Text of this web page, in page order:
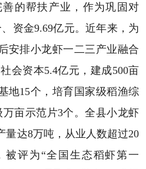
的帮扶产业，作为巩固对
资金9.69亿元。近年来，为
安排小龙虾一二三产业融合
会资本5.4亿元，建成500亩
地15个，培育国家级稻渔综
亩示范片3个。全县小龙虾
量达8万吨，从业人数超过20
被评为“全国生态稻虾第一